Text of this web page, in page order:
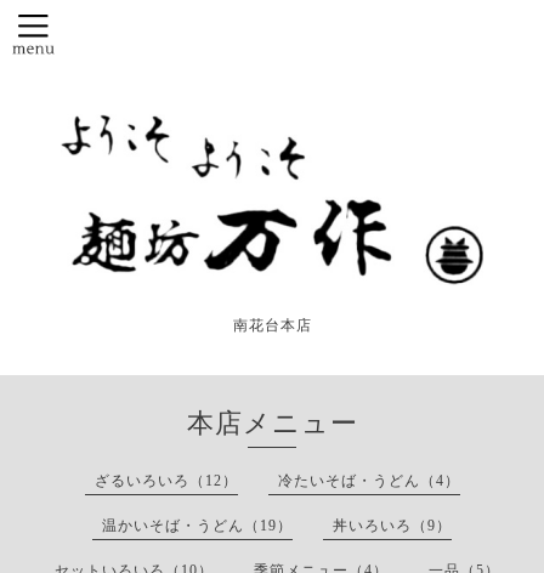
南花台本店
本店メニュー
ざるいろいろ（12） 冷たいそば・うどん（4）
温かいそば・うどん（19） 丼いろいろ（9）